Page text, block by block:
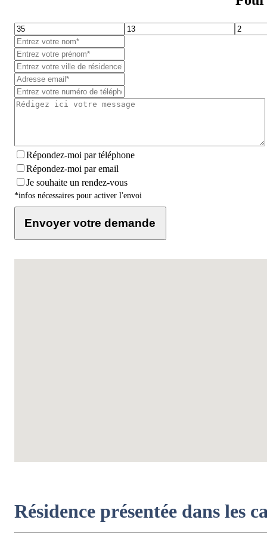
Répondez-moi par téléphone
Répondez-moi par email
Je souhaite un rendez-vous
*infos nécessaires pour activer l'envoi
Envoyer votre demande
Résidence présentée dans les